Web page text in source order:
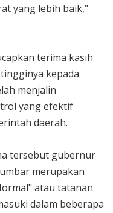
yang lebih baik,"
terima kasih
kepada
menjalin
yang efektif
daerah.
tersebut gubernur
merupakan
atau tatanan
dalam beberapa